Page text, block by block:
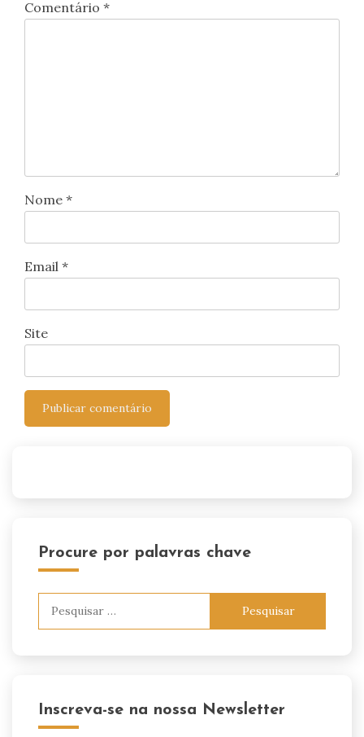
Comentário *
Nome *
Email *
Site
Procure por palavras chave
Inscreva-se na nossa Newsletter